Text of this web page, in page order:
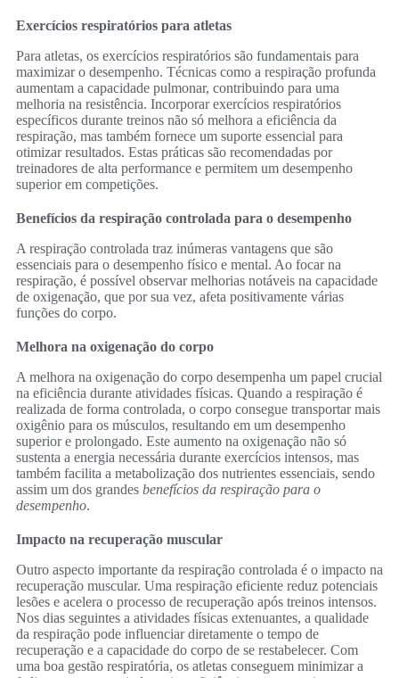
Exercícios respiratórios para atletas
Para atletas, os exercícios respiratórios são fundamentais para
maximizar o desempenho. Técnicas como a respiração profunda
aumentam a capacidade pulmonar, contribuindo para uma
melhoria na resistência. Incorporar exercícios respiratórios
específicos durante treinos não só melhora a eficiência da
respiração, mas também fornece um suporte essencial para
otimizar resultados. Estas práticas são recomendadas por
treinadores de alta performance e permitem um desempenho
superior em competições.
Benefícios da respiração controlada para o desempenho
A respiração controlada traz inúmeras vantagens que são
essenciais para o desempenho físico e mental. Ao focar na
respiração, é possível observar melhorias notáveis na capacidade
de oxigenação, que por sua vez, afeta positivamente várias
funções do corpo.
Melhora na oxigenação do corpo
A melhora na oxigenação do corpo desempenha um papel crucial
na eficiência durante atividades físicas. Quando a respiração é
realizada de forma controlada, o corpo consegue transportar mais
oxigênio para os músculos, resultando em um desempenho
superior e prolongado. Este aumento na oxigenação não só
sustenta a energia necessária durante exercícios intensos, mas
também facilita a metabolização dos nutrientes essenciais, sendo
assim um dos grandes benefícios da respiração para o
desempenho.
Impacto na recuperação muscular
Outro aspecto importante da respiração controlada é o impacto na
recuperação muscular. Uma respiração eficiente reduz potenciais
lesões e acelera o processo de recuperação após treinos intensos.
Nos dias seguintes a atividades físicas extenuantes, a qualidade
da respiração pode influenciar diretamente o tempo de
recuperação e a capacidade do corpo de se restabelecer. Com
uma boa gestão respiratória, os atletas conseguem minimizar a